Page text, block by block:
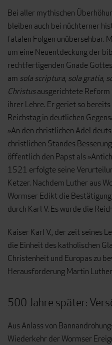
Bei aller mythischen
bleiben auch bei nüchterner
fatalen Folgen unübersehbar.
um eine Neuentdeckung der
rechtfertigenden Gnade
am sola scriptura, sola gratia,
Christusausgerichtete Reform
ihrer Lehre. Er geriet so
Reichstag in deutlichen
»An den christlichen Adel
christlichen Standes
öffentlich den Papst als
1521 erfolgte seine
Ketzer. Nachdem Luther aus
Wormser Edikt die
durch Karl V. Es wurde die
Kaiser Karl V., der zeit seines
die Einheit des katholischen
Christenheit und Europas zu
Herausforderung Martin
500 Jahre später:
Aus Anlass von
Wiederkehr der Wormser